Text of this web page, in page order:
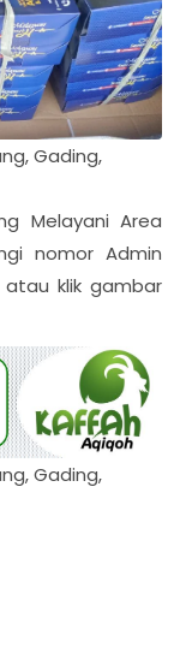
Gading,
Melayani Area
nomor Admin
atau klik gambar
Gading,